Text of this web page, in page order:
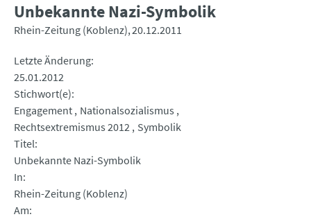
Unbekannte Nazi-Symbolik
Rhein-Zeitung (Koblenz) 20.12.2011
Letzte Änderung
25.01.2012
Stichwort(e)
Engagement Nationalsozialismus
Rechtsextremismus 2012 Symbolik
Titel
Unbekannte Nazi-Symbolik
In
Rhein-Zeitung (Koblenz)
Am